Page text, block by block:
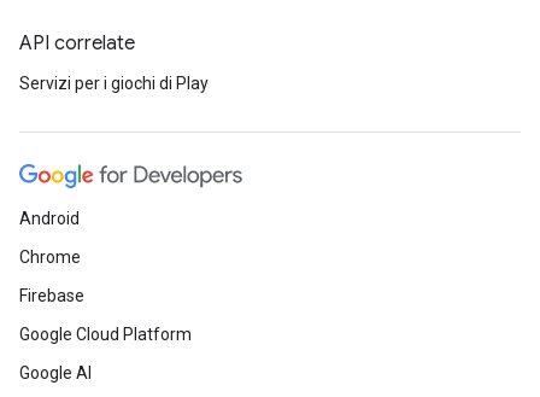
API correlate
Servizi per i giochi di Play
Android
Chrome
Firebase
Google Cloud Platform
Google AI